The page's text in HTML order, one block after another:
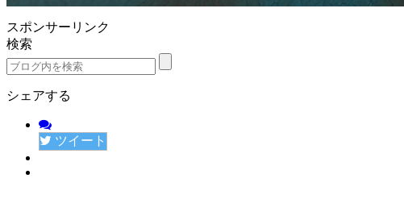
スポンサーリンク
検索
シェアする
ツイート